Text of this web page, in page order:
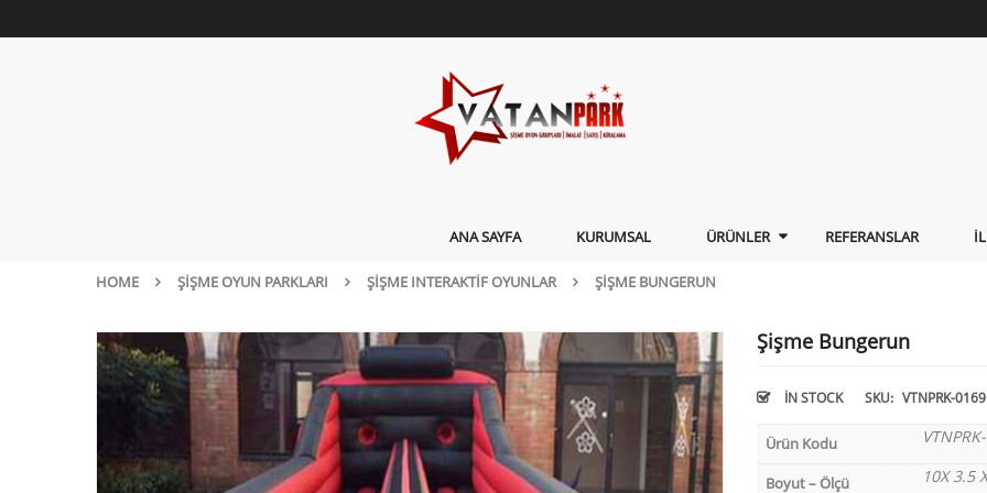
ANA SAYFA KURUMSAL ÜRÜNLER REFERANSLAR
HOME ŞIŞME OYUN PARKLARI ŞIŞME INTERAKTIF OYUNLAR ŞIŞME BUNGERUN
Şişme Bungerun
IN STOCK SKU: VTNPRK-0169
Ürün Kodu
Boyut – Ölçü 10X 3.5